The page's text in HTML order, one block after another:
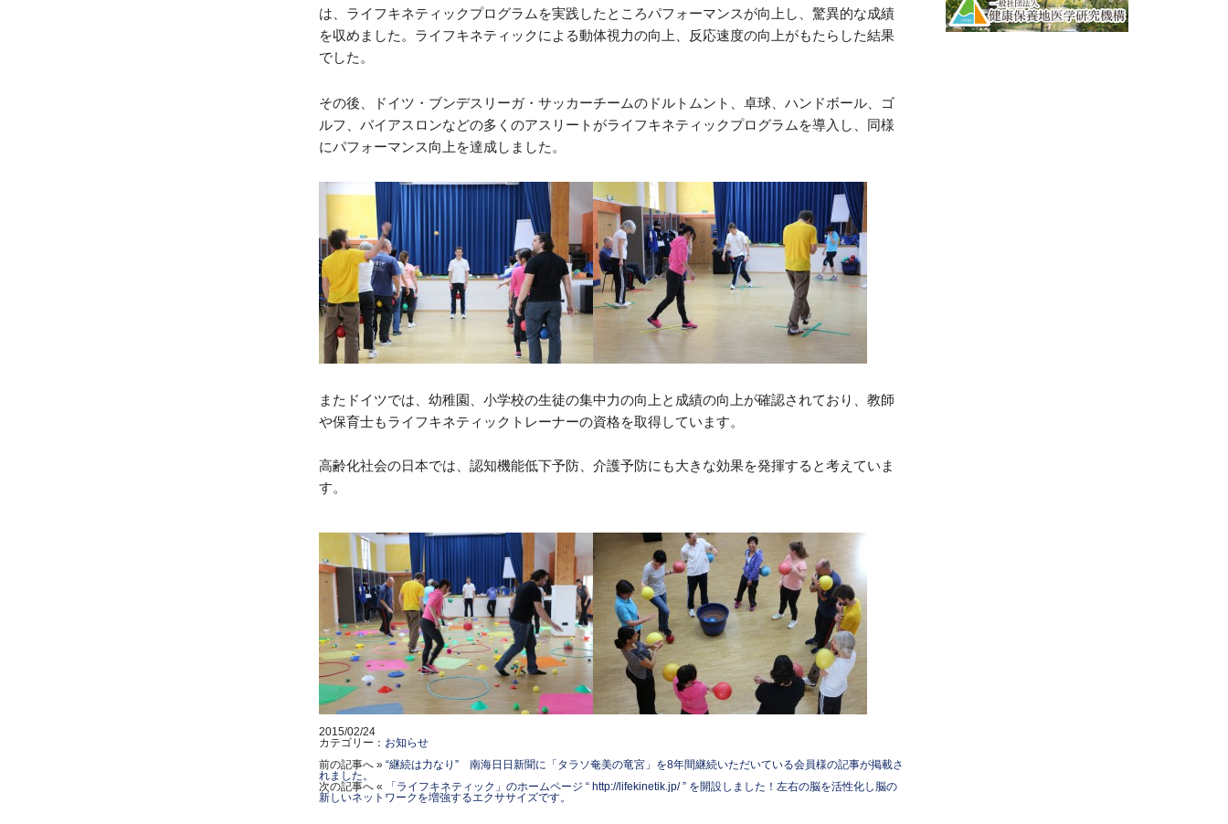
は、ライフキネティックプログラムを実践したところパフォーマンスが向上し、驚異的な成績
を収めました。ライフキネティックによる動体視力の向上、反応速度の向上がもたらした結果
でした。
その後、ドイツ・ブンデスリーガ・サッカーチームのドルトムント、卓球、ハンドボール、ゴ
ルフ、バイアスロンなどの多くのアスリートがライフキネティックプログラムを導入し、同様
にパフォーマンス向上を達成しました。
またドイツでは、幼稚園、小学校の生徒の集中力の向上と成績の向上が確認されており、教師
や保育士もライフキネティックトレーナーの資格を取得しています。
高齢化社会の日本では、認知機能低下予防、介護予防にも大きな効果を発揮すると考えていま
す。
2015/02/24
カテゴリー： お知らせ
前の記事へ » “継続は力なり” 南海日日新聞に「タラソ奄美の竜宮」を8年間継続いただいている会員様の記事が掲載さ
れました。
次の記事へ «
「ライフキネティック」のホームページ “ http://lifekinetik.jp/ ” を開設しました！左右の脳を活性化し脳の
新しいネットワークを増強するエクササイズです。